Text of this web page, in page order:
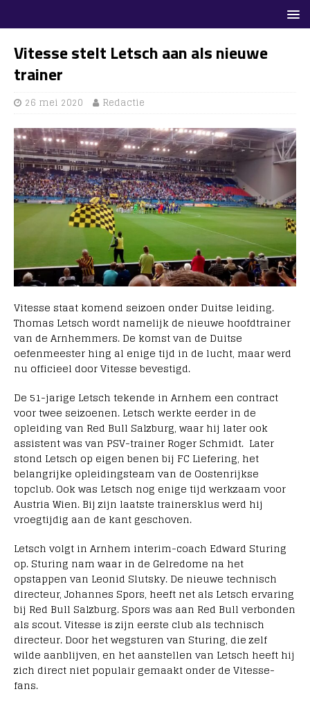
Vitesse stelt Letsch aan als nieuwe
trainer
26 mei 2020 Redactie
Vitesse staat komend seizoen onder Duitse leiding.
Thomas Letsch wordt namelijk de nieuwe hoofdtrainer
van de Arnhemmers. De komst van de Duitse
oefenmeester hing al enige tijd in de lucht, maar werd
nu officieel door Vitesse bevestigd.
De 51-jarige Letsch tekende in Arnhem een contract
voor twee seizoenen. Letsch werkte eerder in de
opleiding van Red Bull Salzburg, waar hij later ook
assistent was van PSV-trainer Roger Schmidt. Later
stond Letsch op eigen benen bij FC Liefering, het
belangrijke opleidingsteam van de Oostenrijkse
topclub. Ook was Letsch nog enige tijd werkzaam voor
Austria Wien. Bij zijn laatste trainersklus werd hij
vroegtijdig aan de kant geschoven.
Letsch volgt in Arnhem interim-coach Edward Sturing
op. Sturing nam waar in de Gelredome na het
opstappen van Leonid Slutsky. De nieuwe technisch
directeur, Johannes Spors, heeft net als Letsch ervaring
bij Red Bull Salzburg. Spors was aan Red Bull verbonden
als scout. Vitesse is zijn eerste club als technisch
directeur. Door het wegsturen van Sturing, die zelf
wilde aanblijven, en het aanstellen van Letsch heeft hij
zich direct niet populair gemaakt onder de Vitesse-
fans.